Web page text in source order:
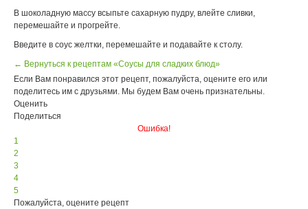
В шоколадную массу всыпьте сахарную пудру, влейте сливки,
перемешайте и прогрейте.
Введите в соус желтки, перемешайте и подавайте к столу.
← Вернуться к рецептам «Соусы для сладких блюд»
Если Вам понравился этот рецепт, пожалуйста, оцените его или
поделитесь им с друзьями. Мы будем Вам очень признательны.
Оценить
Поделиться
Ошибка!
1
2
3
4
5
Пожалуйста, оцените рецепт